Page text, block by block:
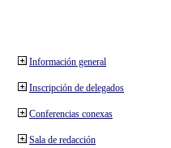
Información general
Inscripción de delegados
Conferencias conexas
Sala de redacción